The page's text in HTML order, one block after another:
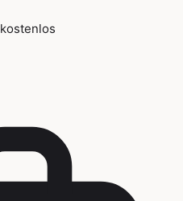
kostenlos